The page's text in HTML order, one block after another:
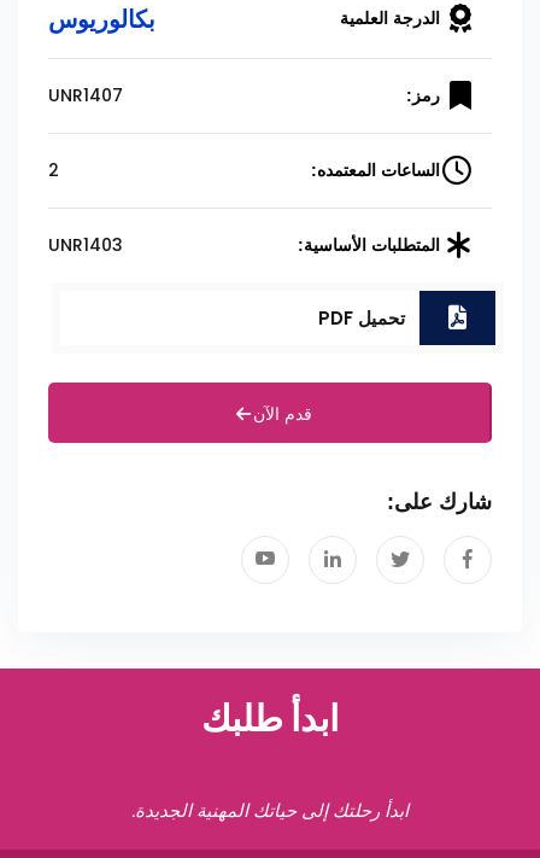
الدرجة العلمية بكالوريوس
رمز: UNR1407
الساعات المعتمده: 2
المتطلبات الأساسية: UNR1403
تحميل PDF
قدم الآن
شارك على:
ابدأ طلبك
ابدأ رحلتك إلى حياتك المهنية الجديدة.